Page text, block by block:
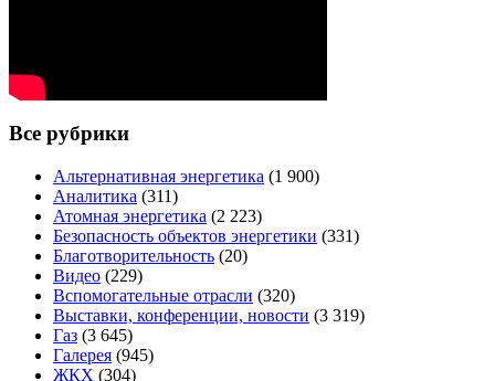
Все рубрики
Альтернативная энергетика (1 900)
Аналитика (311)
Атомная энергетика (2 223)
Безопасность объектов энергетики (331)
Благотворительность (20)
Видео (229)
Вспомогательные отрасли (320)
Выставки, конференции, новости (3 319)
Газ (3 645)
Галерея (945)
ЖКХ (304)